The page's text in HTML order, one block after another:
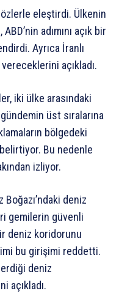
eleştirdi. Ülkenin
adımını açık bir
Ayrıca İranlı
açıkladı.
iki ülke arasındaki
üst sıralarına
bölgedeki
Bu nedenle
izliyor.
deniz
gemilerin güvenli
deniz koridorunu
bu girişimi reddetti.
deniz
açıkladı.